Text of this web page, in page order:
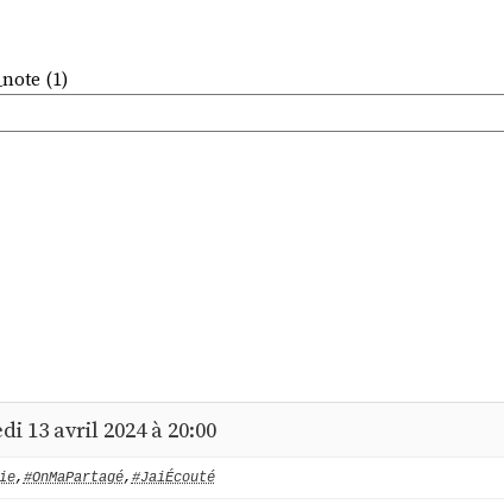
(1)
13 avril 2024 à 20:00
, #OnMaPartagé, #JaiÉcouté